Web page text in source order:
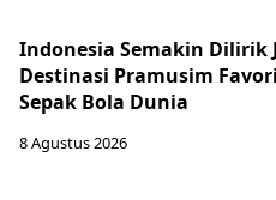
Indonesia Semakin Dilirik
Destinasi Pramusim
Sepak Bola Dunia
8 Agustus 2026